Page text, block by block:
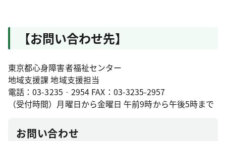
【お問い合わせ先】
東京都心身障害者福祉センター
地域支援課 地域支援担当
電話：03-3235‐2954 FAX：03-3235-2957
（受付時間）月曜日から金曜日 午前9時から午後5時まで
お問い合わせ